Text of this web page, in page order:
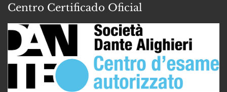
Centro Certificado Oficial